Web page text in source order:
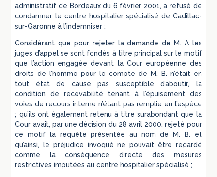
administratif de Bordeaux du 6 février 2001, a refusé de
condamner le centre hospitalier spécialisé de Cadillac-
sur-Garonne à l’indemniser ;
Considérant que pour rejeter la demande de M. A les
juges d’appel se sont fondés à titre principal sur le motif
que l’action engagée devant la Cour européenne des
droits de l’homme pour le compte de M. B. n’était en
tout état de cause pas susceptible d’aboutir, la
condition de recevabilité tenant à l’épuisement des
voies de recours interne n’étant pas remplie en l’espèce
; qu’ils ont également retenu à titre surabondant que la
Cour avait, par une décision du 28 avril 2000, rejeté pour
ce motif la requête présentée au nom de M. B. et
qu’ainsi, le préjudice invoqué ne pouvait être regardé
comme la conséquence directe des mesures
restrictives imputées au centre hospitalier spécialisé ;